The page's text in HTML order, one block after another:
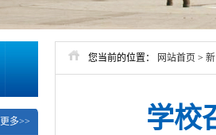
更多>>
您当前的位置： 网站首页 >
学校